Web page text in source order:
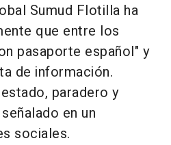
Sumud Flotilla ha
que entre los
pasaporte español" y
de información.
paradero y
en un
sociales.